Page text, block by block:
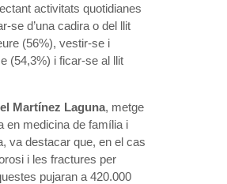
activitats quotidianes
se d’una cadira o del llit
(56%), vestir-se i
(54,3%) i ficar-se al llit
Martínez Laguna, metge
en medicina de família i
va destacar que, en el cas
i les fractures per
pujaran a 420.000